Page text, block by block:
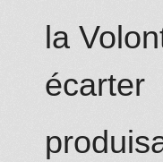
la
écarter